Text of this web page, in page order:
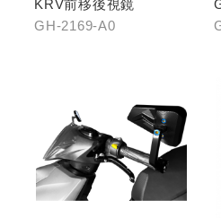
KRV前移後視鏡
GH-2169-A0